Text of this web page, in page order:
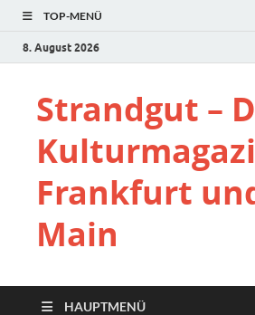
TOP-MENÜ
8. August 2026
Strandgut –
Frankfurt
Main
HAUPTMENÜ